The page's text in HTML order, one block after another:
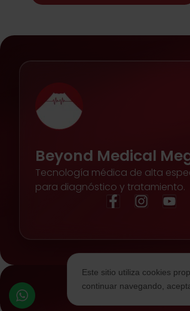
Beyond Medical
Tecnología médica de alta
para diagnóstico y tratamiento.
Este sitio utiliza cookies
continuar navegando,